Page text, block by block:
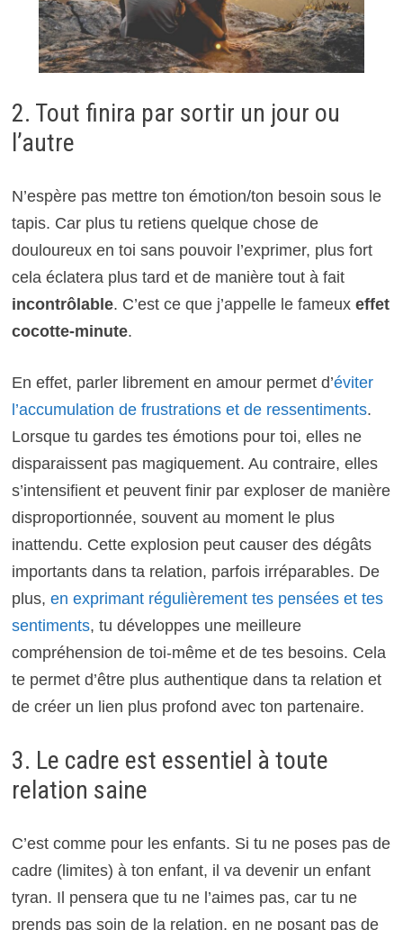
2. Tout finira par sortir un jour ou
l’autre
N’espère pas mettre ton émotion/ton besoin sous le
tapis. Car plus tu retiens quelque chose de
douloureux en toi sans pouvoir l’exprimer, plus fort
cela éclatera plus tard et de manière tout à fait
incontrôlable. C’est ce que j’appelle le fameux effet
cocotte-minute.
En effet, parler librement en amour permet d’éviter
l’accumulation de frustrations et de ressentiments.
Lorsque tu gardes tes émotions pour toi, elles ne
disparaissent pas magiquement. Au contraire, elles
s’intensifient et peuvent finir par exploser de manière
disproportionnée, souvent au moment le plus
inattendu. Cette explosion peut causer des dégâts
importants dans ta relation, parfois irréparables. De
plus, en exprimant régulièrement tes pensées et tes
sentiments, tu développes une meilleure
compréhension de toi-même et de tes besoins. Cela
te permet d’être plus authentique dans ta relation et
de créer un lien plus profond avec ton partenaire.
3. Le cadre est essentiel à toute
relation saine
C’est comme pour les enfants. Si tu ne poses pas de
cadre (limites) à ton enfant, il va devenir un enfant
tyran. Il pensera que tu ne l’aimes pas, car tu ne
prends pas soin de la relation, en ne posant pas de